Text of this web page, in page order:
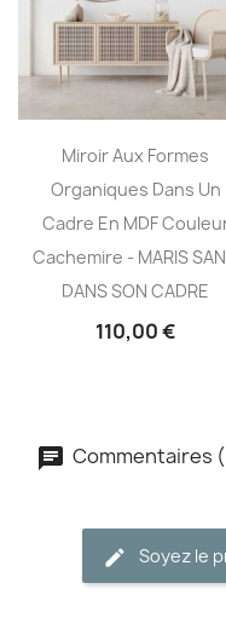
Miroir Aux Formes
Organiques Dans Un
Cadre En MDF
Cachemire - MARIS
DANS SON CADRE
110,00 €
Commentaires
Soyez le